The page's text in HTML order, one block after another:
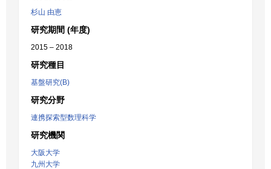
杉山 由恵
研究期間 (年度)
2015 – 2018
研究種目
基盤研究(B)
研究分野
連携探索型数理科学
研究機関
大阪大学
九州大学